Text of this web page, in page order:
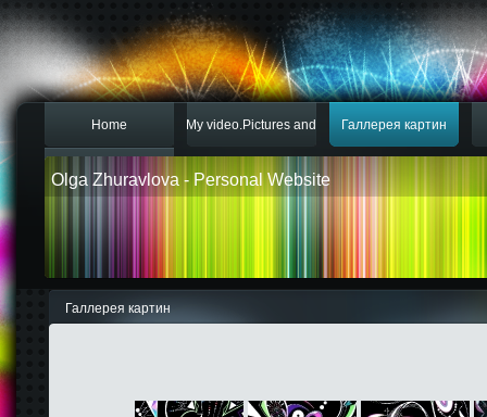
Home My video.Pictures and
gardens
Галлерея картин
Контакты
Olga Zhuravlova - Personal Website
Галлерея картин